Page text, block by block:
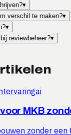
▾
verschil te maken?▾
▾
reviewbeheer?▾
ai
MKB
zonder